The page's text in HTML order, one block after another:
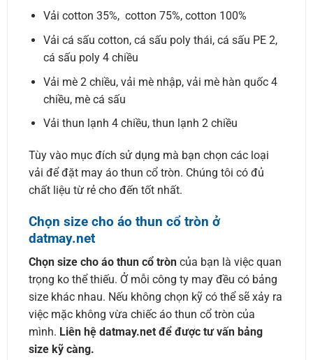
Vải cotton 35%, cotton 75%, cotton 100%
Vải cá sấu cotton, cá sấu poly thái, cá sấu PE 2,
cá sấu poly 4 chiều
Vải mè 2 chiều, vải mè nhập, vải mè hàn quốc 4
chiều, mè cá sấu
Vải thun lạnh 4 chiều, thun lạnh 2 chiều
Tùy vào mục đích sử dụng mà bạn chọn các loại
vải để đặt may áo thun cổ tròn. Chúng tôi có đủ
chất liệu từ rẻ cho đến tốt nhất.
Chọn size cho áo thun cổ tròn ở
datmay.net
Chọn size cho áo thun cổ tròn của bạn là việc quan
trọng ko thể thiếu. Ở mỗi công ty may đều có bảng
size khác nhau. Nếu không chọn kỹ có thể sẽ xảy ra
việc mặc không vừa chiếc áo thun cổ tròn của
mình. Liên hệ datmay.net để được tư vấn bảng
size kỹ càng.